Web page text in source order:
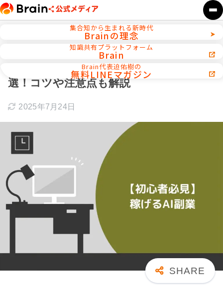
集合知から生まれる新時代
Brainの理念
知識共有プラットフォーム
Brain
Brain代表迫佑樹の
無料LINEマガジン
AI活用／自動化ツール
【初心者必見】稼げるAI副業おすすめ10
選！コツや注意点も解説
2025年7月24日